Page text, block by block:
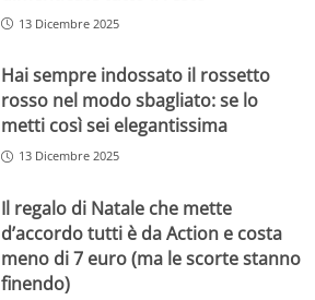
13 Dicembre 2025
Hai sempre indossato il rossetto
rosso nel modo sbagliato: se lo
metti così sei elegantissima
13 Dicembre 2025
Il regalo di Natale che mette
d’accordo tutti è da Action e costa
meno di 7 euro (ma le scorte stanno
finendo)